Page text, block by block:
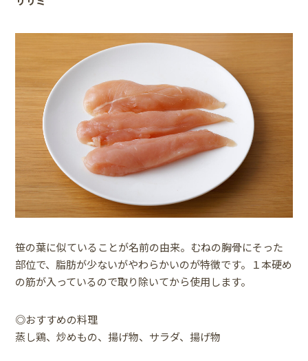
笹の葉に似ていることが名前の由来。むねの胸骨にそった
部位で、脂肪が少ないがやわらかいのが特徴です。１本硬め
の筋が入っているので取り除いてから使用します。
◎おすすめの料理
蒸し鶏、炒めもの、揚げ物、サラダ、揚げ物